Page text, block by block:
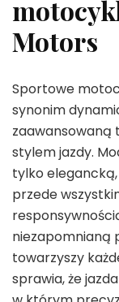
Motors
Sportowe
synonim
zaawansowaną
stylem jazdy.
tylko
przede
niezapomnianą
towarzyszy
sprawia, że